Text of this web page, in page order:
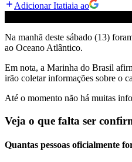
Adicionar Itatiaia ao
Na manhã deste sábado (13)
ao Oceano Atlântico.
Em nota, a Marinha do Brasil
irão coletar informações sobre o
Até o momento não há muitas
Veja o que falta ser
Quantas pessoas oficialmente